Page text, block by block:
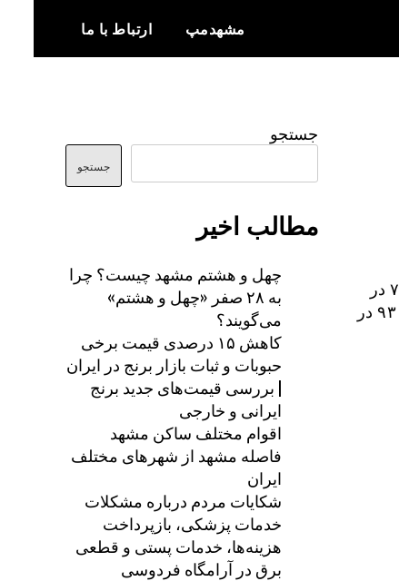
مشهدمپ ارتباط با ما
کیفیت هوای شهر مشهد در ۲۴ ساعت گذشته با عدد شاخص کلی ۷۶ در
شرایط قابل‌قبول قرار دارد اما شاخص کیفیت لحظه‌ای با عدد شاخص ۹۳ در
جستجو
جستجو
مطالب اخیر
چهل و هشتم مشهد چیست؟ چرا
به ۲۸ صفر «چهل و هشتم»
می‌گویند؟
کاهش ۱۵ درصدی قیمت برخی
حبوبات و ثبات بازار برنج در ایران
| بررسی قیمت‌های جدید برنج
ایرانی و خارجی
اقوام مختلف ساکن مشهد
فاصله مشهد از شهرهای مختلف
ایران
شکایات مردم درباره مشکلات
خدمات پزشکی، بازپرداخت
هزینه‌ها، خدمات پستی و قطعی
برق در آرامگاه فردوسی